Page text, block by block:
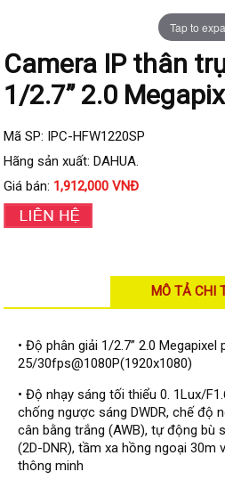
Camera KBVISION
Camera HDParagon
Đầu ghi HDParagon
Đầu ghi Visionhitech
Đầu ghi KBVISION
Thiết bị Enforcer
access control
Khóa điện tử VIRO
Khóa điện tử KBVISION
Access control Syris
Tap to
Camera IP thân
1/2.7” 2.0
Mã SP: IPC-HFW1220SP
Hãng sản xuất: DAHUA.
Giá bán: 1,912,000 VNĐ
MÔ TẢ CHI
• Độ phân giải 1/2.7” 2.0
25/30fps@1080P(1920x1080)
• Độ nhạy sáng tối thiểu 0. 1Lux/
chống ngược sáng DWDR, chế độ
cân bằng trắng (AWB), tự động bù
(2D-DNR), tầm xa hồng ngoại 30m
thông minh